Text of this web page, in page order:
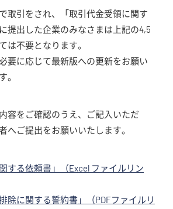
取引をされ、「取引代金受領に関す
提出した企業のみなさまは上記の4,5
は不要となります。
要に応じて最新版への更新をお願い
。
容をご確認のうえ、ご記入いただ
へご提出をお願いいたします。
する依頼書」（Excel ファイルリン
除に関する誓約書」（PDFファイルリ